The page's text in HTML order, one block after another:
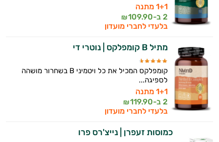
1+1 מתנה
2 ב-
109.90
₪
בלעדי לחברי מועדון
מתיל B קומפלקס | נוטרי די
קומפלקס המכיל את כל ויטמיני B בשחרור מושהה
לספיגה...
1+1 מתנה
2 ב-
119.90
₪
בלעדי לחברי מועדון
כמוסות זעפרן | נייצ'רס פרו